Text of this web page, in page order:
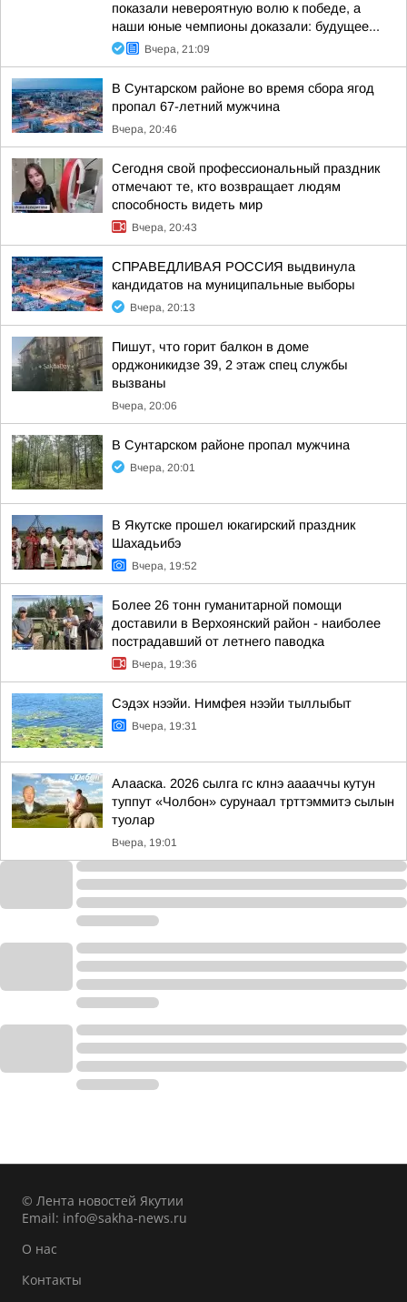
показали невероятную волю к победе, а
наши юные чемпионы доказали: будущее...
Вчера, 21:09
В Сунтарском районе во время сбора ягод
пропал 67-летний мужчина
Вчера, 20:46
Сегодня свой профессиональный праздник
отмечают те, кто возвращает людям
способность видеть мир
Вчера, 20:43
СПРАВЕДЛИВАЯ РОССИЯ выдвинула
кандидатов на муниципальные выборы
Вчера, 20:13
Пишут, что горит балкон в доме
орджоникидзе 39, 2 этаж спец службы
вызваны
Вчера, 20:06
В Сунтарском районе пропал мужчина
Вчера, 20:01
В Якутске прошел юкагирский праздник
Шахадьибэ
Вчера, 19:52
Более 26 тонн гуманитарной помощи
доставили в Верхоянский район - наиболее
пострадавший от летнего паводка
Вчера, 19:36
Сэдэх нээйи. Нимфея нээйи тыллыбыт
Вчера, 19:31
Алааска. 2026 сылга гс клнэ ааааччы кутун
туппут «Чолбон» сурунаал трттэммитэ сылын
туолар
Вчера, 19:01
© Лента новостей Якутии
Email: info@sakha-news.ru
О нас
Контакты